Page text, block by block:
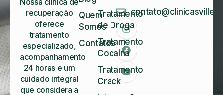
Nossa clínica de
recuperação
oferece
tratamento
especializado,
acompanhamento
24 horas e um
cuidado integral
que considera a
Quem
Somos
Contatos
Tratamento
de Droga
Tratamento
Cocaína
Tratamento
Crack